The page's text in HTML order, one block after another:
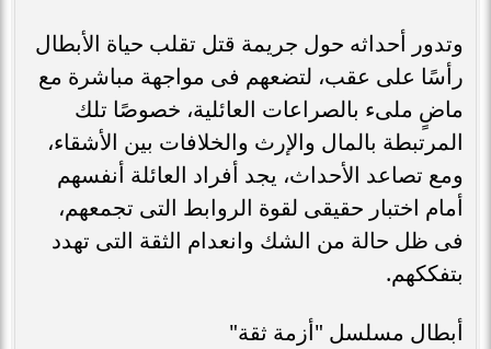
وتدور أحداثه حول جريمة قتل تقلب حياة الأبطال
رأسًا على عقب، لتضعهم فى مواجهة مباشرة مع
ماضٍ ملىء بالصراعات العائلية، خصوصًا تلك
المرتبطة بالمال والإرث والخلافات بين الأشقاء،
ومع تصاعد الأحداث، يجد أفراد العائلة أنفسهم
أمام اختبار حقيقى لقوة الروابط التى تجمعهم،
فى ظل حالة من الشك وانعدام الثقة التى تهدد
بتفككهم.
أبطال مسلسل "أزمة ثقة"